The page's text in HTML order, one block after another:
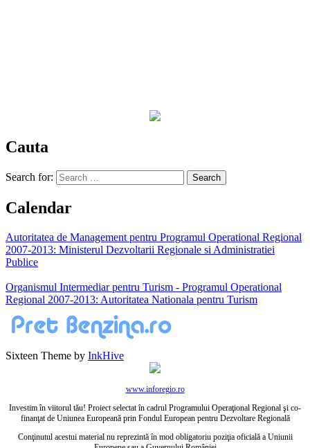
Cauta
Search for:
Calendar
Autoritatea de Management pentru Programul Operational Regional
2007-2013: Ministerul Dezvoltarii Regionale si Administratiei
Publice
Organismul Intermediar pentru Turism - Programul Operational
Regional 2007-2013: Autoritatea Nationala pentru Turism
Sixteen Theme by InkHive
www.inforegio.ro
Investim în viitorul tău! Proiect selectat în cadrul Programului Operaţional Regional şi co-
finanţat de Uniunea Europeană prin Fondul European pentru Dezvoltare Regională
Conţinutul acestui material nu reprezintă în mod obligatoriu poziţia oficială a Uniunii